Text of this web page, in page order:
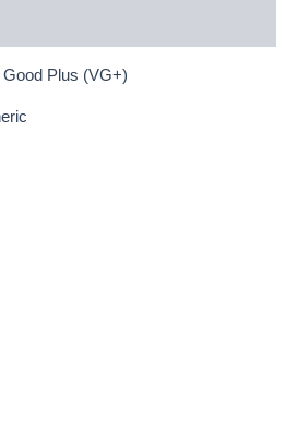
Good Plus (VG+)